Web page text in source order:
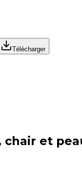
Télécharger
et